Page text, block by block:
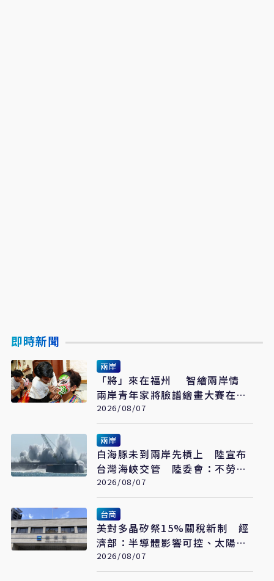
即時新聞
兩岸
「將」來在福州 智繪兩岸情
兩岸青年家將臉譜繪畫大賽在福
州開幕
2026/08/07
兩岸
白海豚未到兩岸先槓上 陸宣布
台灣海峽交管 陸委會：不勞費
心
2026/08/07
台商
美對多晶矽祭15%關稅新制 經
濟部：半導體影響可控、太陽能
產業衝擊有限
2026/08/07